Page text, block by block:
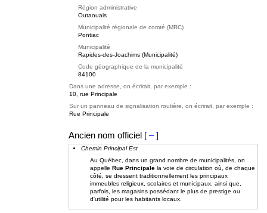
Région administrative
Outaouais
Municipalité régionale de comté (MRC)
Pontiac
Municipalité
Rapides-des-Joachims (Municipalité)
Code géographique de la municipalité
84100
Dans une adresse, on écrirait, par exemple :
10, rue Principale
Sur un panneau de signalisation routière, on écrirait, par exemple :
Rue Principale
Ancien nom officiel [ – ]
Chemin Principal Est
Au Québec, dans un grand nombre de municipalités, on
appelle Rue Principale la voie de circulation où, de chaque
côté, se dressent traditionnellement les principaux
immeubles religieux, scolaires et municipaux, ainsi que,
parfois, les magasins possédant le plus de prestige ou
d'utilité pour les habitants locaux.